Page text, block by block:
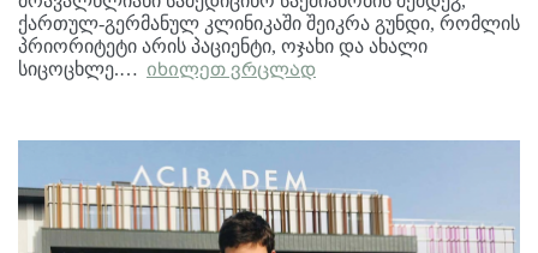
ქართულ-გერმანულ კლინიკაში შეიკრა გუნდი, რომლის
პრიორიტეტი არის პაციენტი, ოჯახი და ახალი
სიცოცხლე.… იხილეთ ვრცლად